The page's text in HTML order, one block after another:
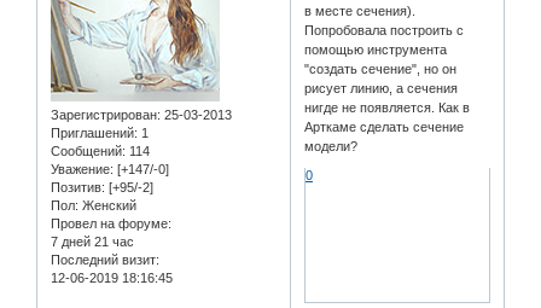
Зарегистрирован: 25-03-2013
Приглашений: 1
Сообщений: 114
Уважение: [+147/-0]
Позитив: [+95/-2]
Пол: Женский
Провел на форуме:
7 дней 21 час
Последний визит:
12-06-2019 18:16:45
в месте сечения).
Попробовала построить с
помощью инструмента
"создать сечение", но он
рисует линию, а сечения
нигде не появляется. Как в
Арткаме сделать сечение
модели?
0